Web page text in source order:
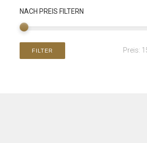
NACH PREIS FILTERN
FILTER Preis: